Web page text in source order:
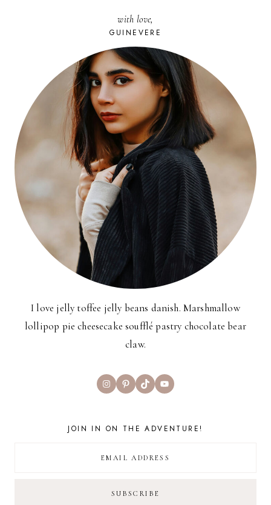
with love,
GUINEVERE
I love jelly toffee jelly beans danish. Marshmallow
lollipop pie cheesecake soufflé pastry chocolate bear
claw.
InstagramPinterest
TikTokYouTube
JOIN IN ON THE ADVENTURE!